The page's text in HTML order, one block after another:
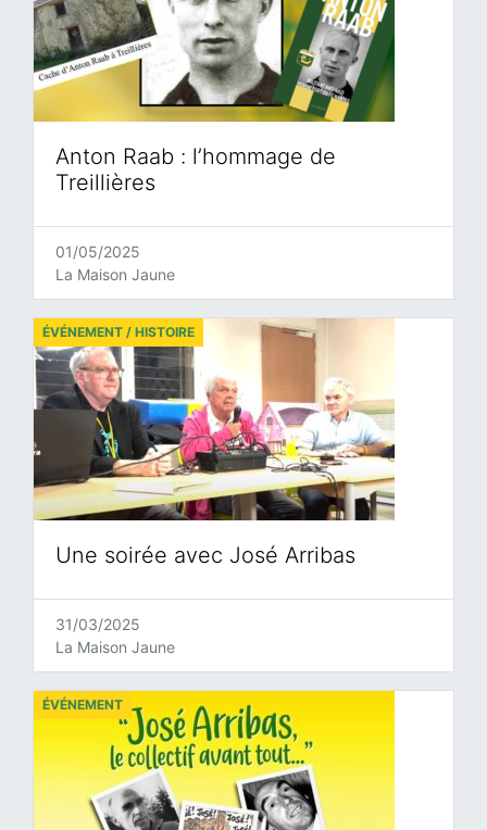
Anton Raab : l’hommage de
Treillières
01/05/2025
La Maison Jaune
Une soirée avec José Arribas
ÉVÉNEMENT / HISTOIRE
31/03/2025
La Maison Jaune
ÉVÉNEMENT